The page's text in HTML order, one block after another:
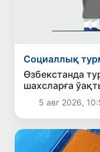
Социаллық
Өзбекстанда
шахсларға
жәрдем ҳәм
бериледи
5 авг 2026,